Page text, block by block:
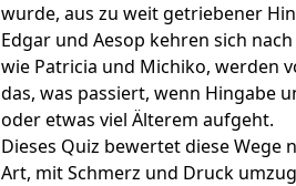
wurde, aus zu weit getriebener
Edgar und Aesop kehren sich
wie Patricia und Michiko, werden
das, was passiert, wenn Hingabe
oder etwas viel Älterem aufgeht.
Dieses Quiz bewertet diese Wege
Art, mit Schmerz und Druck